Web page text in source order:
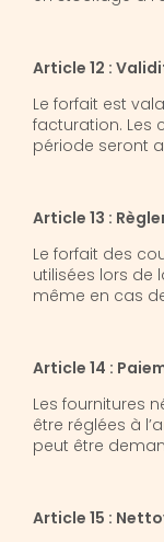
Article 12 :
Le forfait est
facturation. Les
période seront
Article 13 :
Le forfait des
utilisées lors de
même en cas
Article 14 :
Les fournitures
être réglées à
peut être
Article 15 :